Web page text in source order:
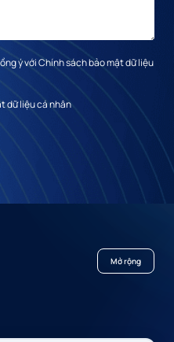
ý với Chính sách bảo mật dữ liệu
dữ liệu cá nhân
Mở rộng